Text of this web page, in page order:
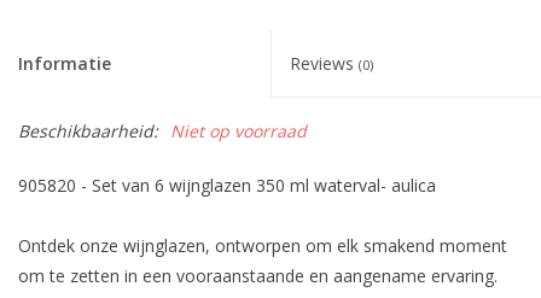
Informatie Reviews (0)
Beschikbaarheid: Niet op voorraad
905820 - Set van 6 wijnglazen 350 ml waterval- aulica
Ontdek onze wijnglazen, ontworpen om elk smakend moment
om te zetten in een vooraanstaande en aangename ervaring.